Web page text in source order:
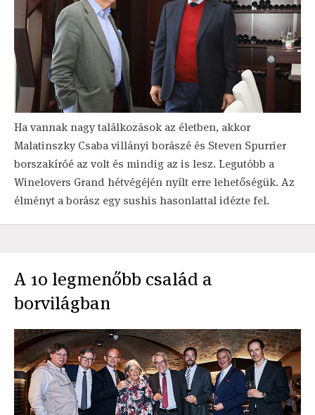
Ha vannak nagy találkozások az életben, akkor
Malatinszky Csaba villányi borászé és Steven Spurrier
borszakíróé az volt és mindig az is lesz. Legutóbb a
Winelovers Grand hétvégéjén nyílt erre lehetőségük. Az
élményt a borász egy sushis hasonlattal idézte fel.
A 10 legmenőbb család a
borvilágban